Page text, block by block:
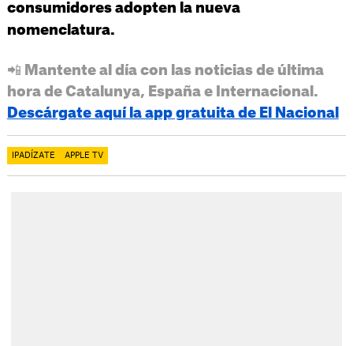
consumidores adopten la nueva
nomenclatura.
📲 Mantente al día con las noticias de última
hora de Catalunya, España e Internacional.
Descárgate aquí la app gratuita de El Nacional
IPADÍZATE APPLE TV